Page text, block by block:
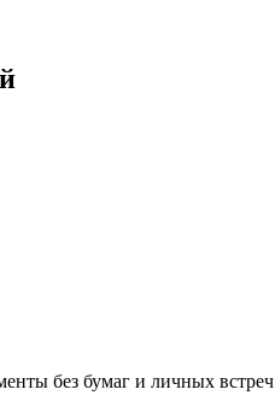
без бумаг и личных встреч